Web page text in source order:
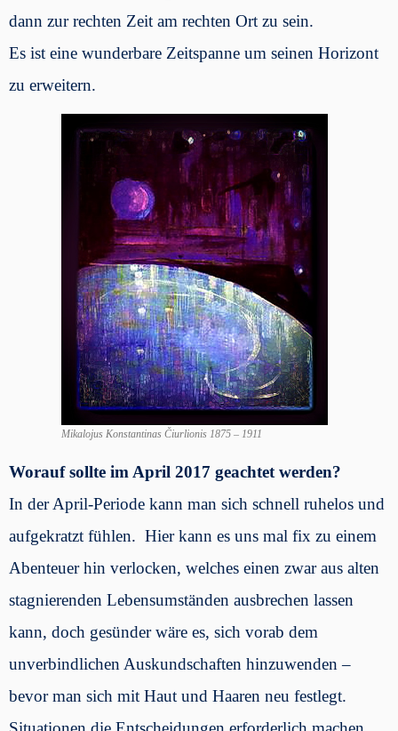
dann zur rechten Zeit am rechten Ort zu sein.
Es ist eine wunderbare Zeitspanne um seinen Horizont
zu erweitern.
Mikalojus Konstantinas Čiurlionis 1875 – 1911
Worauf sollte im April 2017 geachtet werden?
In der April-Periode kann man sich schnell ruhelos und
aufgekratzt fühlen. Hier kann es uns mal fix zu einem
Abenteuer hin verlocken, welches einen zwar aus alten
stagnierenden Lebensumständen ausbrechen lassen
kann, doch gesünder wäre es, sich vorab dem
unverbindlichen Auskundschaften hinzuwenden –
bevor man sich mit Haut und Haaren neu festlegt.